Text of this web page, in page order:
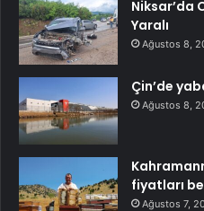
Niksar’da
Yaralı
Ağustos 8,
Çin’de
Ağustos 8,
fiyatları
Ağustos 7,